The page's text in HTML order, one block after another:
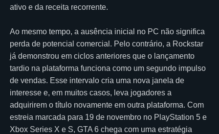
ativo e da receita recorrente.
Ao mesmo tempo, a ausência inicial no PC não significa
perda de potencial comercial. Pelo contrário, a Rockstar
já demonstrou em ciclos anteriores que o lançamento
tardio na plataforma funciona como um segundo impulso
de vendas. Esse intervalo cria uma nova janela de
interesse e, em muitos casos, leva jogadores a
adquirirem o título novamente em outra plataforma. Com
estreia marcada para 19 de novembro no PlayStation 5 e
Xbox Series X e S, GTA 6 chega com uma estratégia